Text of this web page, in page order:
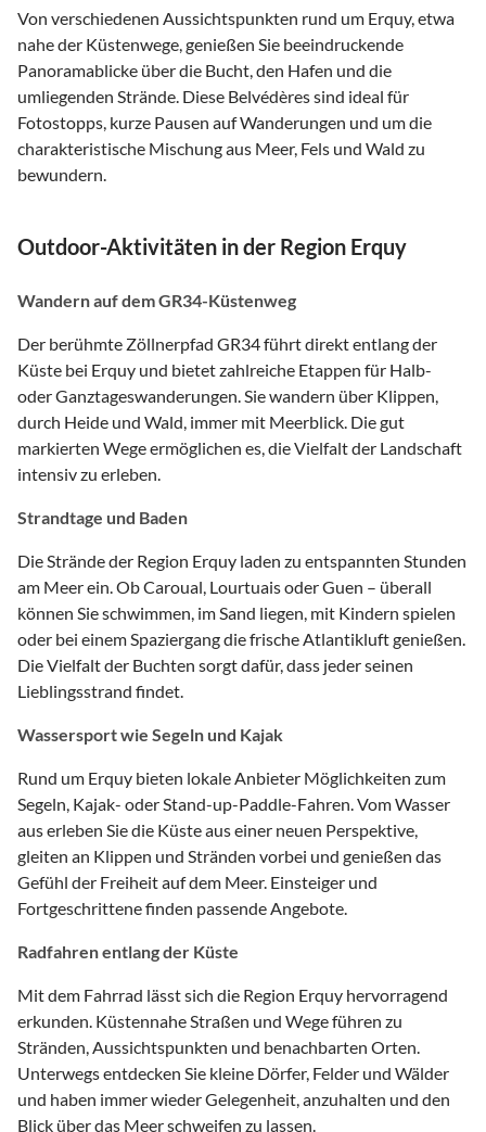
Von verschiedenen Aussichtspunkten rund um Erquy, etwa
nahe der Küstenwege, genießen Sie beeindruckende
Panoramablicke über die Bucht, den Hafen und die
umliegenden Strände. Diese Belvédères sind ideal für
Fotostopps, kurze Pausen auf Wanderungen und um die
charakteristische Mischung aus Meer, Fels und Wald zu
bewundern.
Outdoor-Aktivitäten in der Region Erquy
Wandern auf dem GR34-Küstenweg
Der berühmte Zöllnerpfad GR34 führt direkt entlang der
Küste bei Erquy und bietet zahlreiche Etappen für Halb-
oder Ganztageswanderungen. Sie wandern über Klippen,
durch Heide und Wald, immer mit Meerblick. Die gut
markierten Wege ermöglichen es, die Vielfalt der Landschaft
intensiv zu erleben.
Strandtage und Baden
Die Strände der Region Erquy laden zu entspannten Stunden
am Meer ein. Ob Caroual, Lourtuais oder Guen – überall
können Sie schwimmen, im Sand liegen, mit Kindern spielen
oder bei einem Spaziergang die frische Atlantikluft genießen.
Die Vielfalt der Buchten sorgt dafür, dass jeder seinen
Lieblingsstrand findet.
Wassersport wie Segeln und Kajak
Rund um Erquy bieten lokale Anbieter Möglichkeiten zum
Segeln, Kajak- oder Stand-up-Paddle-Fahren. Vom Wasser
aus erleben Sie die Küste aus einer neuen Perspektive,
gleiten an Klippen und Stränden vorbei und genießen das
Gefühl der Freiheit auf dem Meer. Einsteiger und
Fortgeschrittene finden passende Angebote.
Radfahren entlang der Küste
Mit dem Fahrrad lässt sich die Region Erquy hervorragend
erkunden. Küstennahe Straßen und Wege führen zu
Stränden, Aussichtspunkten und benachbarten Orten.
Unterwegs entdecken Sie kleine Dörfer, Felder und Wälder
und haben immer wieder Gelegenheit, anzuhalten und den
Blick über das Meer schweifen zu lassen.